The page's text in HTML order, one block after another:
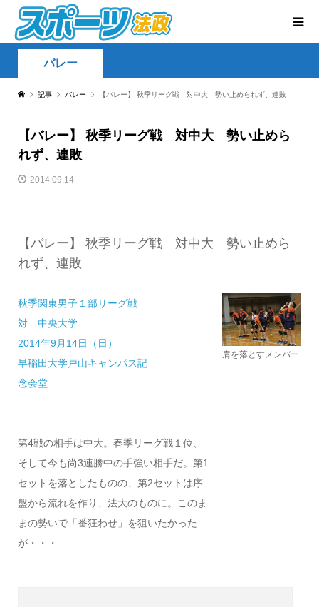
バレー
記事 バレー 【バレー】 秋季リーグ戦 対中大 勢い止められず、連敗
【バレー】 秋季リーグ戦 対中大 勢い止めら
れず、連敗
2014.09.14
【バレー】 秋季リーグ戦 対中大 勢い止めら
れず、連敗
秋季関東男子１部リーグ戦
対 中央大学
2014年9月14日（日）
早稲田大学戸山キャンパス記
念会堂
第4戦の相手は中大。春季リーグ戦１位、
そして今も尚3連勝中の手強い相手だ。第1
セットを落としたものの、第2セットは序
盤から流れを作り、法大のものに。このま
まの勢いで「番狂わせ」を狙いたかった
が・・・
肩を落とすメンバー